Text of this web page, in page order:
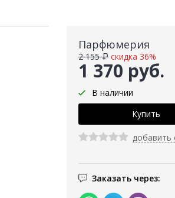
Парфюмерия
1 370 руб.
2 155 ₽ скидка 36%
В наличии
добавить
Заказать через: